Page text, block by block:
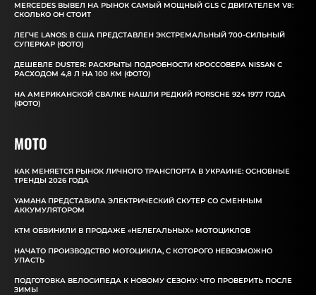
MERCEDES ВЫВЕЛ НА РЫНОК САМЫЙ МОЩНЫЙ GLS С ДВИГАТЕЛЕМ V8:
СКОЛЬКО ОН СТОИТ
ЛЕГЧЕ LANOS: В США ПРЕДСТАВЛЕН ЭКСТРЕМАЛЬНЫЙ 700-СИЛЬНЫЙ
СУПЕРКАР (ФОТО)
ДЕШЕВЛЕ DUSTER: РАСКРЫТЫ ПОДРОБНОСТИ КРОССОВЕРА NISSAN С
РАСХОДОМ 4,8 Л НА 100 КМ (ФОТО)
НА АМЕРИКАНСКОЙ СВАЛКЕ НАШЛИ РЕДКИЙ PORSCHE 924 1977 ГОДА
(ФОТО)
MOTO
КАК МЕНЯЕТСЯ РЫНОК ЛИЧНОГО ТРАНСПОРТА В УКРАИНЕ: ОСНОВНЫЕ
ТРЕНДЫ 2026 ГОДА
YAMAHA ПРЕДСТАВИЛА ЭЛЕКТРИЧЕСКИЙ СКУТЕР СО СМЕННЫМ
АККУМУЛЯТОРОМ
КТМ ОБВИНИЛИ В ПРОДАЖЕ «НЕЛЕГАЛЬНЫХ» МОТОЦИКЛОВ
НАЧАТО ПРОИЗВОДСТВО МОТОЦИКЛА, С КОТОРОГО НЕВОЗМОЖНО
УПАСТЬ
ПОДГОТОВКА ВЕЛОСИПЕДА К НОВОМУ СЕЗОНУ: ЧТО ПРОВЕРИТЬ ПОСЛЕ
ЗИМЫ